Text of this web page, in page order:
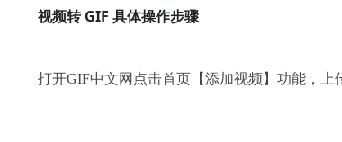
视频转 GIF 具体操作步骤
打开GIF中文网点击首页【添加视频】功能，上